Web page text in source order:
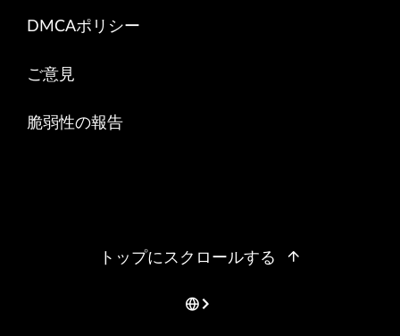
DMCAポリシー
ご意見
脆弱性の報告
トップにスクロールする